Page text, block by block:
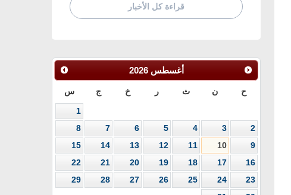
قراءة كل الأخبار
أغسطس 2026
ح ن ث ر خ ج س
1
2
3
4
5
6
7
8
9
10
11
12
13
14
15
16
17
18
19
20
21
22
23
24
25
26
27
28
29